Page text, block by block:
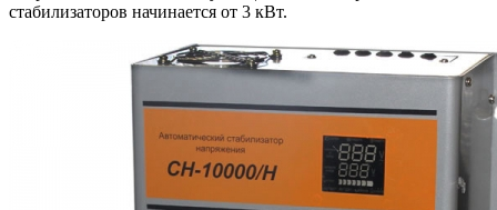
стабилизаторов начинается от 3 кВт.